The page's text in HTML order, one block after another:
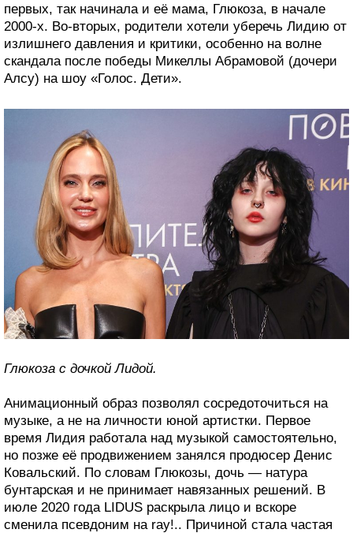
первых, так начинала и её мама, Глюкоза, в начале
2000-х. Во-вторых, родители хотели уберечь Лидию от
излишнего давления и критики, особенно на волне
скандала после победы Микеллы Абрамовой (дочери
Алсу) на шоу «Голос. Дети».
Глюкоза с дочкой Лидой.
Анимационный образ позволял сосредоточиться на
музыке, а не на личности юной артистки. Первое
время Лидия работала над музыкой самостоятельно,
но позже её продвижением занялся продюсер Денис
Ковальский. По словам Глюкозы, дочь — натура
бунтарская и не принимает навязанных решений. В
июле 2020 года LIDUS раскрыла лицо и вскоре
сменила псевдоним на ray!.. Причиной стала частая